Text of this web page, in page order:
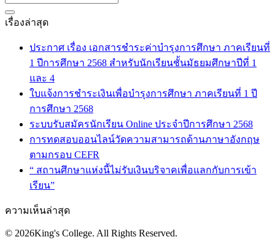
เรื่องล่าสุด
ประกาศ เรื่อง เอกสารชำระค่าบำรุงการศึกษา ภาคเรียนที่
1 ปีการศึกษา 2568 สำหรับนักเรียนชั้นมัธยมศึกษาปีที่ 1
และ 4
ใบแจ้งการชำระเงินเพื่อบำรุงการศึกษา ภาคเรียนที่ 1 ปี
การศึกษา 2568
ระบบรับสมัครนักเรียน Online ประจำปีการศึกษา 2568
การทดสอบออนไลน์วัดความสามารถด้านภาษาอังกฤษ
ตามกรอบ CEFR
“ สถานศึกษาแห่งนี้ไม่รับเงินบริจาคเพื่อแลกกับการเข้า
เรียน”
ความเห็นล่าสุด
© 2026King's College. All Rights Reserved.